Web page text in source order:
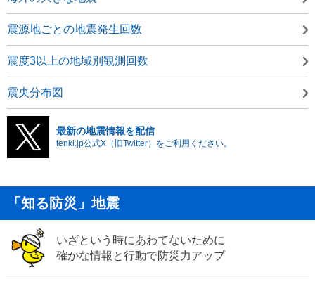
震源地ごとの地震発生回数
震度3以上の地域別観測回数
震央分布図
最新の地震情報を配信
tenki.jp公式X（旧Twitter）をご利用ください。
「知る防災」地震
いざという時にあわてないために
確かな情報と行動で防災力アップ